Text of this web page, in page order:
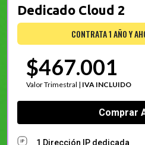
Dedicado Cloud 2
CONTRATA 1 AÑO Y
$467.001
Valor Trimestral | IVA INCLUIDO
Comprar
1 Dirección IP dedicada